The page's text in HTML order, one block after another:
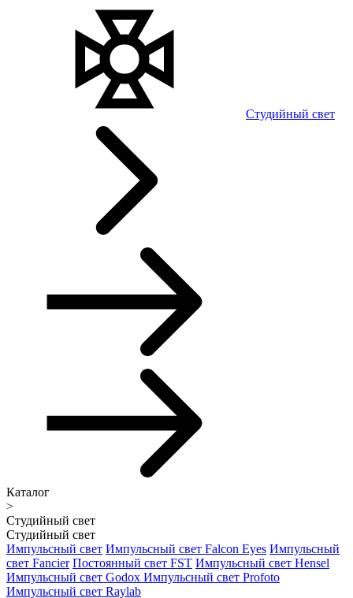
Студийный свет
Каталог
>
Студийный свет
Студийный свет
Импульсный свет Импульсный свет Falcon Eyes Импульсный
свет Fancier Постоянный свет FST Импульсный свет Hensel
Импульсный свет Godox Импульсный свет Profoto
Импульсный свет Raylab